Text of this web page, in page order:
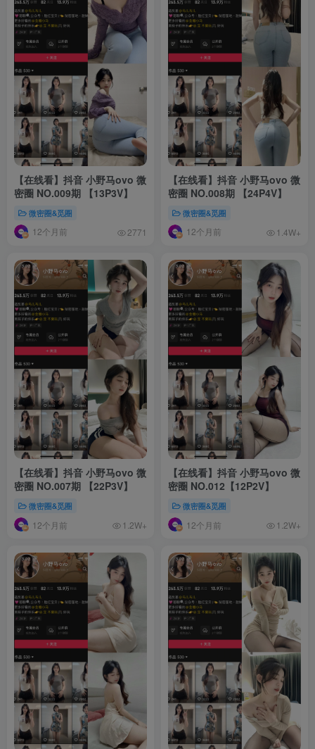
【在线看】抖音 小野马ovo 微
密圈 NO.009期 【13P3V】
微密圈&觅圈
12个月前 2771
【在线看】抖音 小野马ovo 微
密圈 NO.008期 【24P4V】
微密圈&觅圈
12个月前 1.4W+
【在线看】抖音 小野马ovo 微
密圈 NO.007期 【22P3V】
微密圈&觅圈
12个月前 1.2W+
【在线看】抖音 小野马ovo 微
密圈 NO.012【12P2V】
微密圈&觅圈
12个月前 1.2W+